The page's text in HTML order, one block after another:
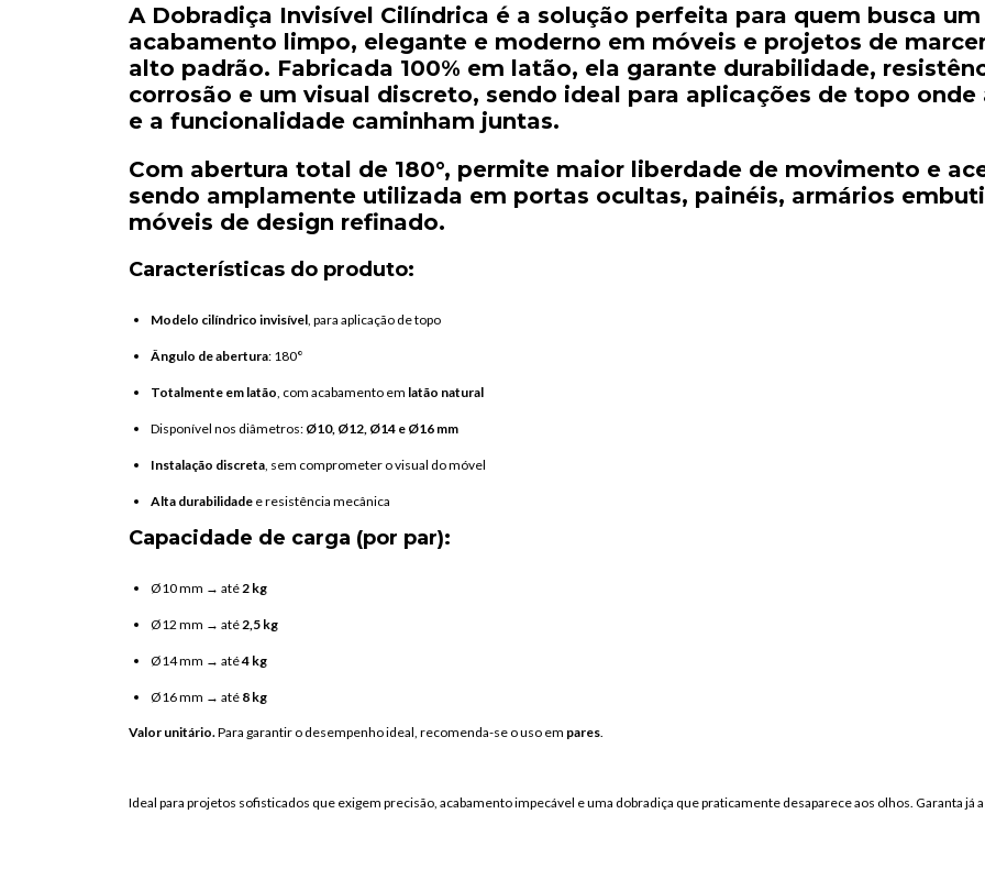
A Dobradiça Invisível Cilíndrica é a solução perfeita para quem busca um
acabamento limpo, elegante e moderno em móveis e projetos de
alto padrão. Fabricada 100% em latão, ela garante durabilidade,
corrosão e um visual discreto, sendo ideal para aplicações de topo onde
e a funcionalidade caminham juntas.
Com abertura total de 180°, permite maior liberdade de movimento e
sendo amplamente utilizada em portas ocultas, painéis, armários
móveis de design refinado.
Características do produto:
Modelo cilíndrico invisível para aplicação detopo
Ângulo deabertura: 180°
Totalmente em latão com acabamento em latão natural
Disponível nos diâmetros: Ø10, Ø12, Ø14 e Ø16 mm
Instalação discreta sem comprometer ovisual domóvel
Alta durabilidade eresistência mecânica
Capacidade de carga (por par):
Ø10mm → até 2 kg
Ø12 mm → até 2,5 kg
Ø14mm → até4 kg
Ø16mm → até 8 kg
Valor unitário. Para garantir o desempenhoideal, recomenda-se ouso em pares
Ideal para projetos sofisticados que exigem precisão, acabamentoimpecável euma dobradiça quepraticamente desapareceaos olhos. Garanta já a